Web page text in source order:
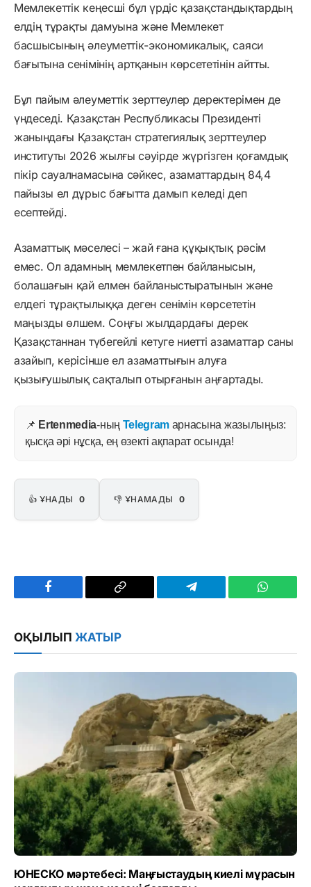
Мемлекеттік кеңесші бұл үрдіс қазақстандықтардың
елдің тұрақты дамуына және Мемлекет
басшысының әлеуметтік-экономикалық, саяси
бағытына сенімінің артқанын көрсететінін айтты.
Бұл пайым әлеуметтік зерттеулер деректерімен де
үндеседі. Қазақстан Республикасы Президенті
жанындағы Қазақстан стратегиялық зерттеулер
институты 2026 жылғы сәуірде жүргізген қоғамдық
пікір сауалнамасына сәйкес, азаматтардың 84,4
пайызы ел дұрыс бағытта дамып келеді деп
есептейді.
Азаматтық мәселесі – жай ғана құқықтық рәсім
емес. Ол адамның мемлекетпен байланысын,
болашағын қай елмен байланыстыратынын және
елдегі тұрақтылыққа деген сенімін көрсететін
маңызды өлшем. Соңғы жылдардағы дерек
Қазақстаннан түбегейлі кетуге ниетті азаматтар саны
азайып, керісінше ел азаматтығын алуға
қызығушылық сақталып отырғанын аңғартады.
📌 Ertenmedia-ның Telegram арнасына жазылыңыз:
қысқа әрі нұсқа, ең өзекті ақпарат осында!
👍 ҰНАДЫ 0 👎 ҰНАМАДЫ 0
Facebook
Copy
Telegram
ОҚЫЛЫП ЖАТЫР
ЮНЕСКО мәртебесі: Маңғыстаудың киелі мұрасын